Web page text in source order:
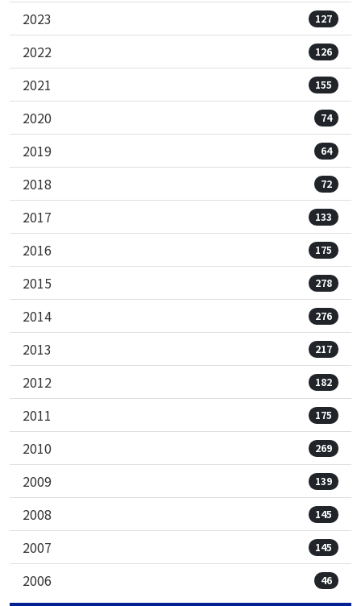
2023 127
2022 126
2021 155
2020 74
2019 64
2018 72
2017 133
2016 175
2015 278
2014 276
2013 217
2012 182
2011 175
2010 269
2009 139
2008 145
2007 145
2006 46